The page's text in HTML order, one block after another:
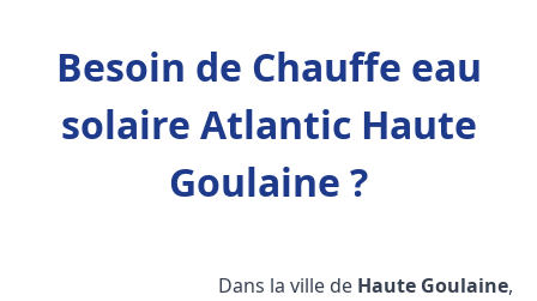
Besoin de Chauffe eau
solaire Atlantic Haute
Goulaine ?
Dans la ville de Haute Goulaine,